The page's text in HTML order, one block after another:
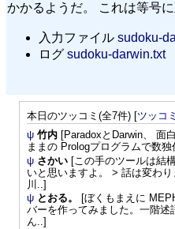
かかるようだ。 これは等号
入力ファイル sudoku-
ログ sudoku-darwin.txt
本日のツッコミ(全7件) [ツッコ
ψ 竹内[ParadoxとDarwin、 面
ままの Prologプログラムで数
ψ さかい[この手のツールは結
いと思いますよ。 > 話は変わ
川..]
ψ とおる。
[ぼくもまえに
バーを作ってみました。一階
ん..]